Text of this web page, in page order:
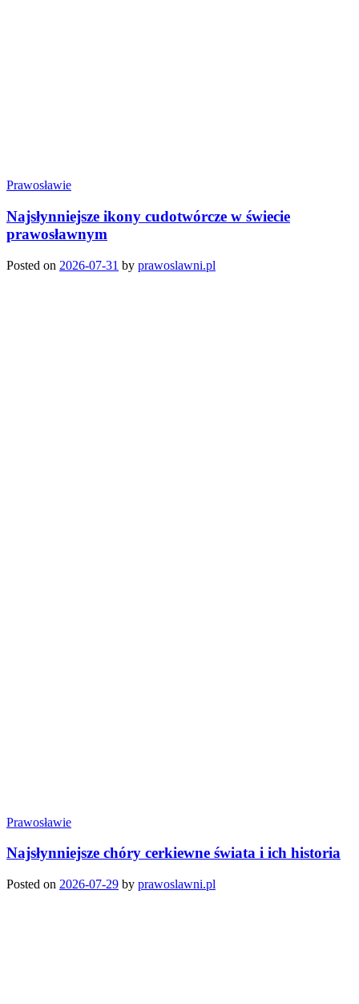
Prawosławie
Najsłynniejsze ikony cudotwórcze w świecie
prawosławnym
Posted on 2026-07-31 by prawoslawni.pl
Prawosławie
Najsłynniejsze chóry cerkiewne świata i ich historia
Posted on 2026-07-29 by prawoslawni.pl